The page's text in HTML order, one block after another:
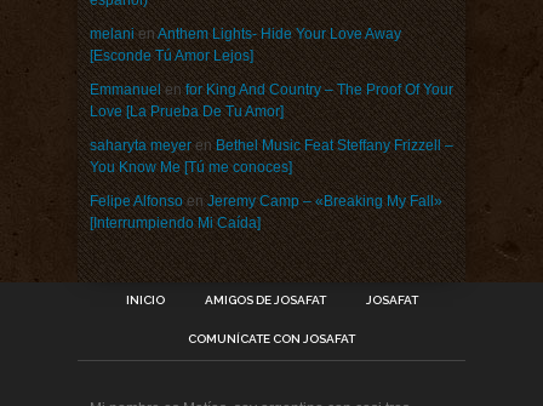
melanienAnthem Lights- Hide Your Love Away
[Esconde Tú Amor Lejos]
Emmanuelenfor King And Country – The Proof Of Your
Love [La Prueba De Tu Amor]
saharyta meyerenBethel Music Feat Steffany Frizzell –
You Know Me [Tú me conoces]
Felipe AlfonsoenJeremy Camp – «Breaking My Fall»
[Interrumpiendo Mi Caída]
INICIO AMIGOS DE JOSAFAT JOSAFAT
COMUNÍCATE CON JOSAFAT